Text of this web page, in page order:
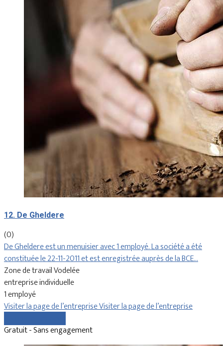
12. De Gheldere
(0)
De Gheldere est un menuisier avec 1 employé. La société a été
constituée le 22-11-2011 et est enregistrée auprès de la BCE…
Zone de travail Vodelée
entreprise individuelle
1 employé
Visiter la page de l’entrepriseVisiter la page de l’entreprise
Gratuit - Sans engagement